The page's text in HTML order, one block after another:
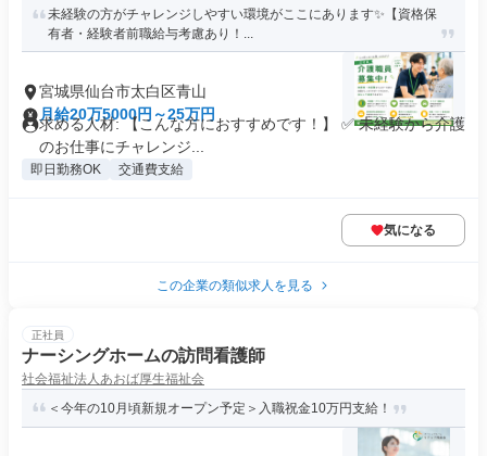
未経験の方がチャレンジしやすい環境がここにあります✨【資格保
有者・経験者前職給与考慮あり！...
宮城県仙台市太白区青山
月給20万5000円～25万円
求める人材: 【こんな方におすすめです！】 ✅ 未経験から介護
のお仕事にチャレンジ...
即日勤務OK 交通費支給
気になる
この企業の類似求人を見る
正社員
ナーシングホームの訪問看護師
社会福祉法人あおば厚生福祉会
＜今年の10月頃新規オープン予定＞入職祝金10万円支給！